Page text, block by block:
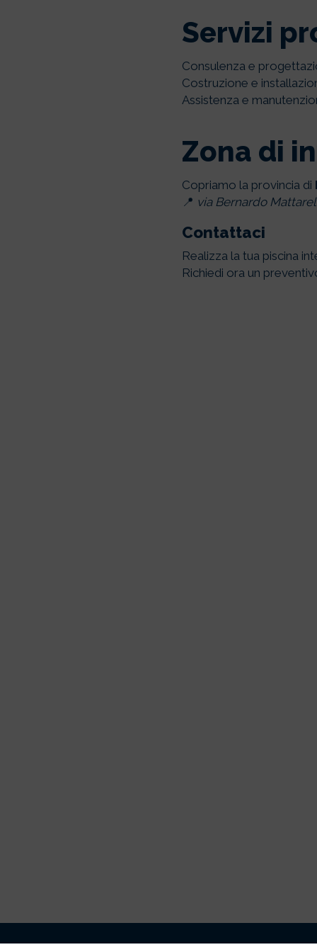
Servizi
Consulenza e
Costruzione e
Assistenza e
Zona di
Copriamo la provincia di
📍 via Bernardo
Contattaci
Realizza la tua piscina
Richiedi ora un